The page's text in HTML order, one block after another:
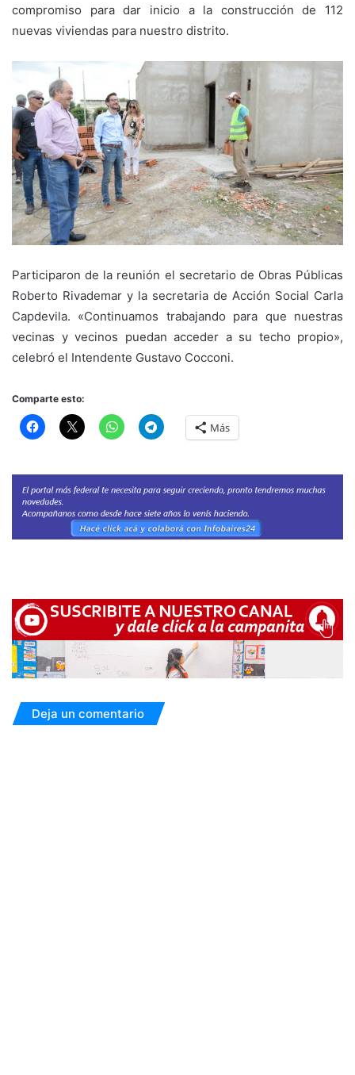
compromiso para dar inicio a la construcción de 112
nuevas viviendas para nuestro distrito.
Participaron de la reunión el secretario de Obras Públicas
Roberto Rivademar y la secretaria de Acción Social Carla
Capdevila. «Continuamos trabajando para que nuestras
vecinas y vecinos puedan acceder a su techo propio»,
celebró el Intendente Gustavo Cocconi.
Comparte esto:
Más
Deja un comentario